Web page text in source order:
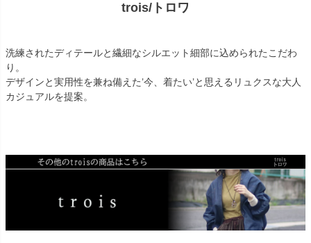
trois/トロワ
洗練されたディテールと繊細なシルエット細部に込められたこだわ
り。
デザインと実用性を兼ね備えた’今、着たい’と思えるリュクスな大人
カジュアルを提案。